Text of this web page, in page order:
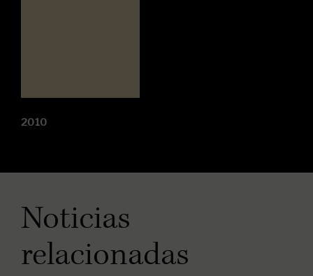
2010
Noticias
relacionadas